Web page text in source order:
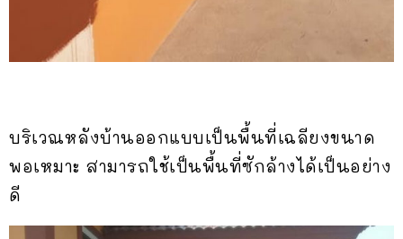
บริเวณหลังบ้านออกแบบเป็นพื้นที่เฉลียงขนาด
พอเหมาะ สามารถใช้เป็นพื้นที่ซักล้างได้เป็นอย่าง
ดี